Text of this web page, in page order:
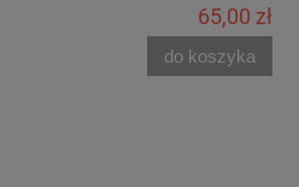
65,00 zł
do koszyka